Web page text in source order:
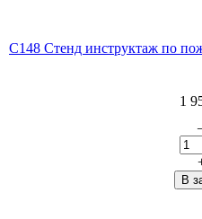
С148 Стенд инструктаж по
1